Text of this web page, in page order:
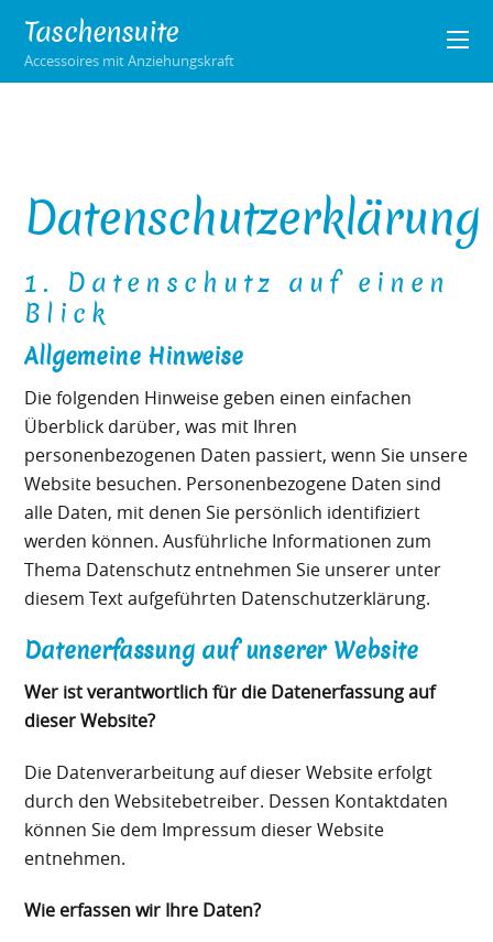
Taschensuite
Accessoires mit Anziehungskraft
Datenschutzerklärung
1. Datenschutz auf einen
Blick
Allgemeine Hinweise
Die folgenden Hinweise geben einen einfachen
Überblick darüber, was mit Ihren
personenbezogenen Daten passiert, wenn Sie unsere
Website besuchen. Personenbezogene Daten sind
alle Daten, mit denen Sie persönlich identifiziert
werden können. Ausführliche Informationen zum
Thema Datenschutz entnehmen Sie unserer unter
diesem Text aufgeführten Datenschutzerklärung.
Datenerfassung auf unserer Website
Wer ist verantwortlich für die Datenerfassung auf
dieser Website?
Die Datenverarbeitung auf dieser Website erfolgt
durch den Websitebetreiber. Dessen Kontaktdaten
können Sie dem Impressum dieser Website
entnehmen.
Wie erfassen wir Ihre Daten?